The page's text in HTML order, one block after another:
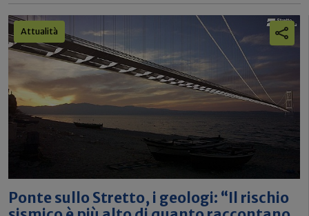
Attualità
Ponte sullo Stretto, i geologi: “Il rischio